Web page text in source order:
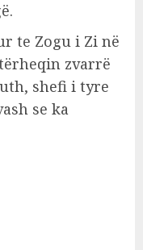
te Zogu i Zi në
zvarrë
shefi i tyre
se ka